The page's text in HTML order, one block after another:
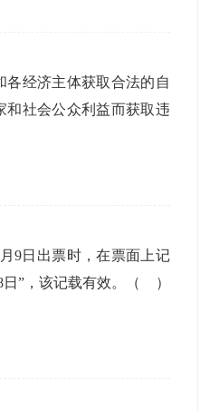
各经济主体获取合法的自
和社会公众利益而获取违
9日出票时，在票面上记
日”，该记载有效。（ ）